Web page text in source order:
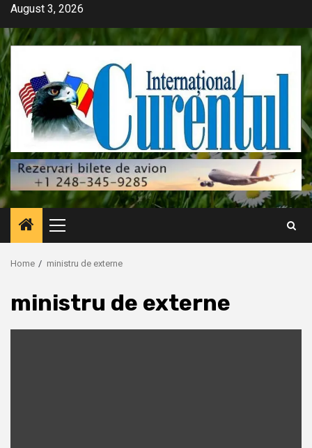
Skip
content
August 3, 2026
Primary
Menu
Home ministru de externe
ministru de externe